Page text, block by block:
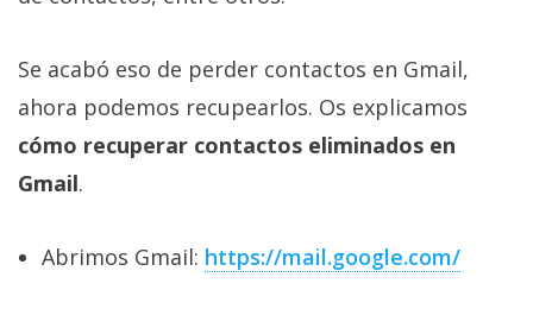
Publicidad
Cambiar
opciones
de
Aviso
Se acabó eso de perder contactos en Gmail,
ahora podemos recupearlos. Os explicamos
cómo recuperar contactos eliminados en
Gmail.
Abrimos Gmail: https://mail.google.com/